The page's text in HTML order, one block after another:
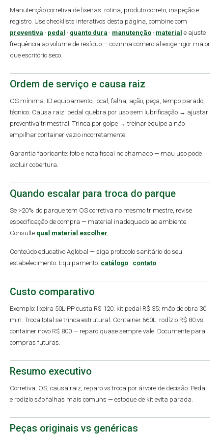
Manutenção corretiva de lixeiras: rotina, produto correto, inspeção e
registro. Use checklists interativos desta página, combine com
preventiva · pedal · quanto dura · manutenção · material e ajuste
frequência ao volume de resíduo — cozinha comercial exige rigor maior
que escritório seco.
Ordem de serviço e causa raiz
OS mínima: ID equipamento, local, falha, ação, peça, tempo parado,
técnico. Causa raiz: pedal quebra por uso sem lubrificação → ajustar
preventiva trimestral. Trinca por golpe → treinar equipe a não
empilhar container vazio incorretamente.
Garantia fabricante: foto e nota fiscal no chamado — mau uso pode
excluir cobertura.
Quando escalar para troca do parque
Se >20% do parque tem OS corretiva no mesmo trimestre, revise
especificação de compra — material inadequado ao ambiente.
Consulte qual material escolher
Conteúdo educativo Aglobal — siga protocolo sanitário do seu
estabelecimento. Equipamento: catálogo · contato
Custo comparativo
Exemplo: lixeira 50L PP custa R$ 120; kit pedal R$ 35; mão de obra 30
min. Troca total se trinca estrutural. Container 660L: rodízio R$ 80 vs
container novo R$ 800 — reparo quase sempre vale. Documente para
compras futuras.
Resumo executivo
Corretiva: OS, causa raiz, reparo vs troca por árvore de decisão. Pedal
e rodízio são falhas mais comuns — estoque de kit evita parada.
Peças originais vs genéricas